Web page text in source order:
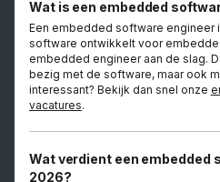
Wat is een embedded
Een embedded software engineer
software ontwikkelt voor
embedded engineer aan de slag.
bezig met de software, maar ook
interessant? Bekijk dan snel onze
vacatures.
Wat verdient een embedded
2026?